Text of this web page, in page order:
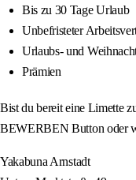
Bis zu 30 Tage Urlaub
Unbefristeter
Urlaubs- und
Prämien
Bist du bereit eine Limette
BEWERBEN Button oder
Yakabuna Arnstadt